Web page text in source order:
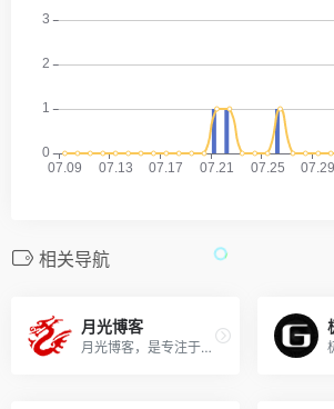
相关导航
月光博客
月光博客，是专注于业界、互联网、搜索引擎优化、社会化网络、IT技术、谷歌地图、建站、软件等领域的原创IT科技博客，作者龙威廉。